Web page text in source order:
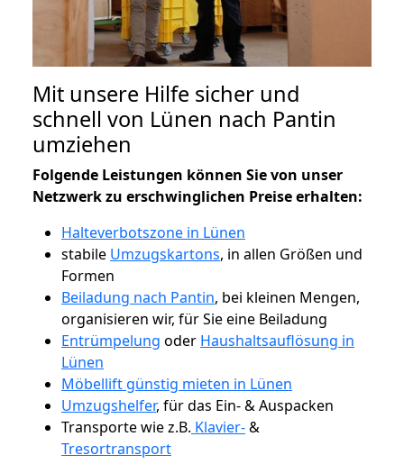
Mit unsere Hilfe sicher und
schnell von Lünen nach Pantin
umziehen
Folgende Leistungen können Sie von unser
Netzwerk zu erschwinglichen Preise erhalten:
Halteverbotszone in Lünen
stabile Umzugskartons, in allen Größen und
Formen
Beiladung nach Pantin, bei kleinen Mengen,
organisieren wir, für Sie eine Beiladung
Entrümpelung oder Haushaltsauflösung in
Lünen
Möbellift günstig mieten in Lünen
Umzugshelfer, für das Ein- & Auspacken
Transporte wie z.B. Klavier-&
Tresortransport